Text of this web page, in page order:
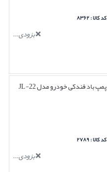
کد کالا : ۸۳۶۲
بزودی...
پمپ باد فندکی خودرو مدل JL-22
کد کالا : ۲۷۸۹
بزودی...